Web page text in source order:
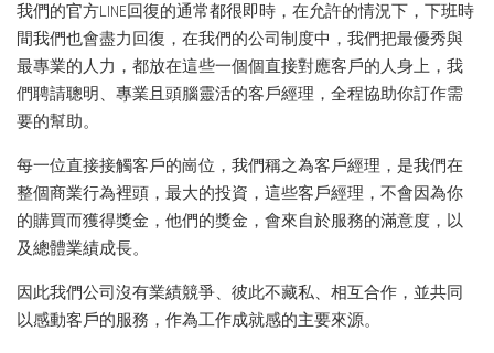
我們的官方LINE回復的通常都很即時，在允許的情況下，下班時
間我們也會盡力回復，在我們的公司制度中，我們把最優秀與
最專業的人力，都放在這些一個個直接對應客戶的人身上，我
們聘請聰明、專業且頭腦靈活的客戶經理，全程協助你訂作需
要的幫助。
每一位直接接觸客戶的崗位，我們稱之為客戶經理，是我們在
整個商業行為裡頭，最大的投資，這些客戶經理，不會因為你
的購買而獲得獎金，他們的獎金，會來自於服務的滿意度，以
及總體業績成長。
因此我們公司沒有業績競爭、彼此不藏私、相互合作，並共同
以感動客戶的服務，作為工作成就感的主要來源。